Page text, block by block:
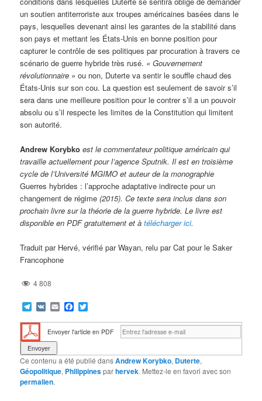
un soutien antiterroriste aux troupes américaines basées dans le
pays, lesquelles devenant ainsi les garantes de la stabilité dans
son pays et mettant les États-Unis en bonne position pour
capturer le contrôle de ses politiques par procuration à travers ce
scénario de guerre hybride très rusé. « Gouvernement
révolutionnaire » ou non, Duterte va sentir le souffle chaud des
États-Unis sur son cou. La question est seulement de savoir s’il
sera dans une meilleure position pour le contrer s’il a un pouvoir
absolu ou s’il respecte les limites de la Constitution qui limitent
son autorité.
Andrew Korybko est le commentateur politique américain qui
travaille actuellement pour l’agence Sputnik. Il est en troisième
cycle de l’Université MGIMO et auteur de la monographie
Guerres hybrides : l’approche adaptative indirecte pour un
changement de régime (2015). Ce texte sera inclus dans son
prochain livre sur la théorie de la guerre hybride. Le livre est
disponible en PDF gratuitement et àtélécharger ici.
Traduit par Hervé, vérifié par Wayan, relu par Cat pour le Saker
Francophone
4 808
Telegram
VK EmailFacebook
Envoyer l'article en PDF
Ce contenu a été publié dansAndrew Korybko, Duterte,
Géopolitique, Philippinesparhervek. Mettez-le en favori avec son
permalien.